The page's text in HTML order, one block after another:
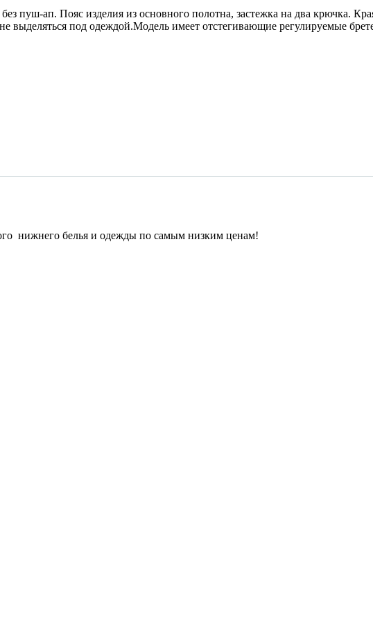
пуш-ап. Пояс изделия из основного полотна, застежка на два крючка.
выделяться под одеждой.Модель имеет отстегивающие регулируемые
нижнего белья и одежды по самым низким ценам!